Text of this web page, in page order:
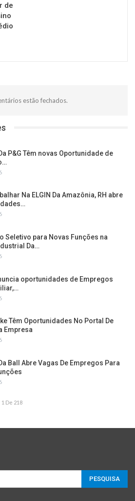
de
estão fechados.
P&G Têm novas Oportunidade de
Na ELGIN Da Amazônia, RH abre
Seletivo para Novas Funções na
Da…
oportunidades de Empregos
Têm Oportunidades No Portal De
Empresa
Ball Abre Vagas De Empregos Para
1 De 218